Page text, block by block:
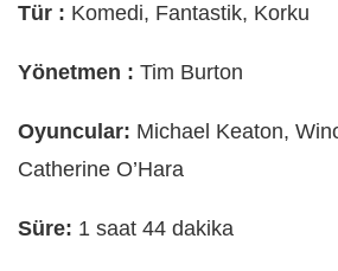
Tür : Komedi, Fantastik, Korku
Yönetmen : Tim Burton
Oyuncular: Michael Keaton,
Catherine O’Hara
Süre: 1 saat 44 dakika